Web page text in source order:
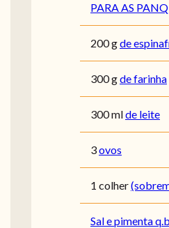
PARA AS
200gde
300gde farinha
300mlde leite
3ovos
1 colher
Sal e pimenta